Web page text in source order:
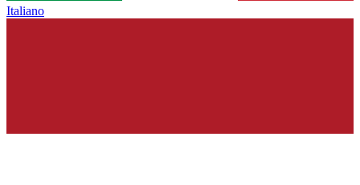
Italiano